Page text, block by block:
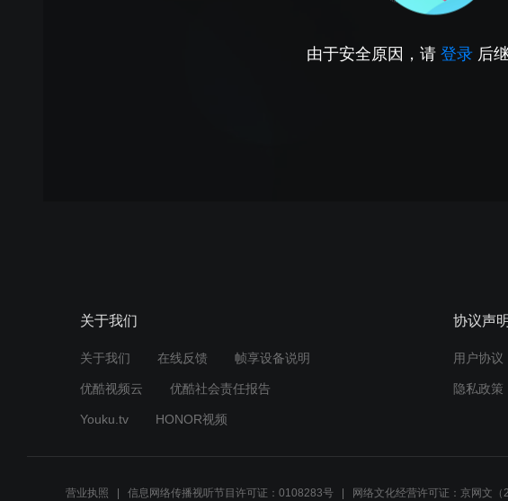
由于安全原因，请 登录 后
关于我们
关于我们 在线反馈 帧享设备说明
优酷视频云 优酷社会责任报告
Youku.tv HONOR视频
协议声明
用户协议
隐私政策
营业执照 信息网络传播视听节目许可证：0108283号 网络文化经营许可证：京网文